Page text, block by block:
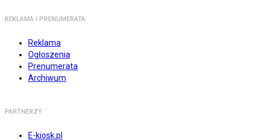
REKLAMA I PRENUMERATA
Reklama
Ogłoszenia
Prenumerata
Archiwum
PARTNERZY
E-kiosk.pl